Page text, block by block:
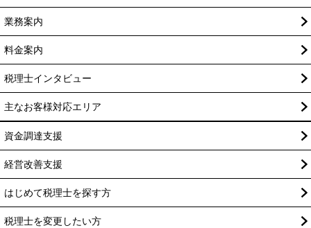
業務案内
料金案内
税理士インタビュー
主なお客様対応エリア
資金調達支援
経営改善支援
はじめて税理士を探す方
税理士を変更したい方